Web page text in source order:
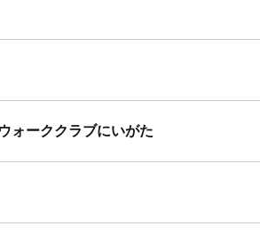
ォーククラブにいがた